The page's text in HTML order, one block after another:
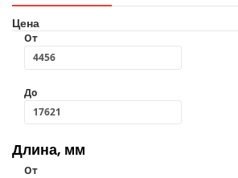
Цена
От
До
Длина, мм
От